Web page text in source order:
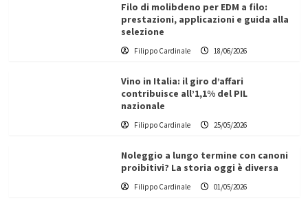
Filo di molibdeno per EDM a filo:
prestazioni, applicazioni e guida alla
selezione
Filippo Cardinale 18/06/2026
Vino in Italia: il giro d’affari
contribuisce all’1,1% del PIL
nazionale
Filippo Cardinale 25/05/2026
Noleggio a lungo termine con canoni
proibitivi? La storia oggi è diversa
Filippo Cardinale 01/05/2026